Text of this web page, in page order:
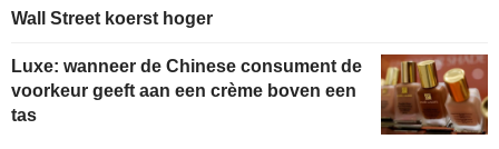
Wall Street koerst hoger
Luxe: wanneer de Chinese consument de
voorkeur geeft aan een crème boven een
tas